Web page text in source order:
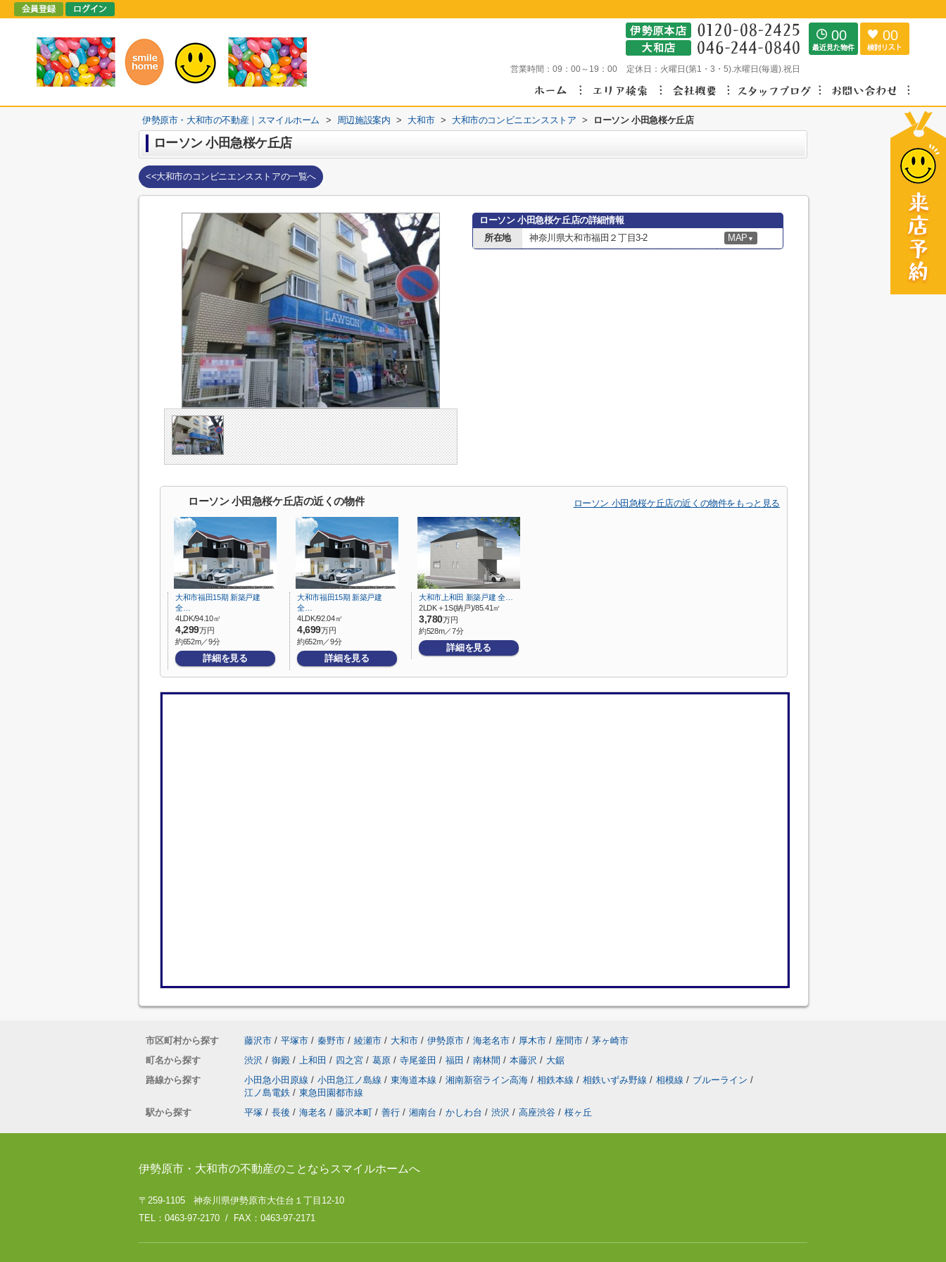
営業時間： 09：00～19：00 定休日： 火曜日(第1・3・5).水曜日(毎週).祝日
00 00
伊勢原市・大和市の不動産｜スマイルホーム > 周辺施設案内 > 大和市 > 大和市のコンビニエンスストア > ローソン 小田急桜ケ丘店
ローソン 小田急桜ケ丘店
<<大和市のコンビニエンスストアの一覧へ
ローソン 小田急桜ケ丘店の詳細情報
所在地
神奈川県大和市福田２丁目3-2 MAP ▼
ローソン 小田急桜ケ丘店の近くの物件 ローソン 小田急桜ケ丘店の近くの物件をもっと見る
大和市福田15期 新築戸建
全…
4LDK/94.10㎡
4,299万円
約652m／9分
詳細を見る
大和市福田15期 新築戸建
全…
4LDK/92.04㎡
4,699万円
約652m／9分
詳細を見る
大和市上和田 新築戸建 全…
2LDK＋1S(納戸)/85.41㎡
3,780万円
約528m／7分
詳細を見る
市区町村から探す 藤沢市 / 平塚市 / 秦野市 / 綾瀬市 / 大和市 / 伊勢原市 / 海老名市 / 厚木市 / 座間市 / 茅ヶ崎市
町名から探す
渋沢 / 御殿 / 上和田 / 四之宮 / 葛原 / 寺尾釜田 / 福田 / 南林間 / 本藤沢 / 大鋸
路線から探す
小田急小田原線 / 小田急江ノ島線 / 東海道本線 / 湘南新宿ライン高海 / 相鉄本線 / 相鉄いずみ野線 / 相模線 / ブルーライン /
江ノ島電鉄 / 東急田園都市線
駅から探す
平塚 / 長後 / 海老名 / 藤沢本町 / 善行 / 湘南台 / かしわ台 / 渋沢 / 高座渋谷 / 桜ヶ丘
伊勢原市・大和市の不動産のことならスマイルホームへ
〒259-1105 神奈川県伊勢原市大住台１丁目12-10
TEL：0463-97-2170 / FAX：0463-97-2171